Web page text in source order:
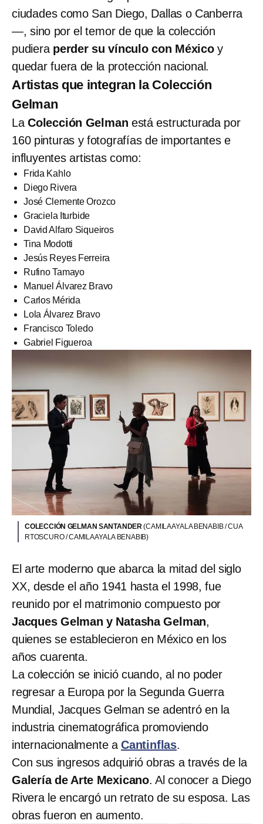
ciudades como San Diego, Dallas o Canberra
—, sino por el temor de que la colección
pudiera perder su vínculo con Méxicoy
quedar fuera de la protección nacional.
Artistas que integran la Colección
Gelman
La Colección Gelman está estructurada por
160 pinturas y fotografías de importantes e
influyentes artistas como:
Frida Kahlo
Diego Rivera
José Clemente Orozco
Graciela Iturbide
David Alfaro Siqueiros
Tina Modotti
Jesús Reyes Ferreira
Rufino Tamayo
Manuel Álvarez Bravo
Carlos Mérida
Lola Álvarez Bravo
Francisco Toledo
Gabriel Figueroa
COLECCIÓN GELMAN SANTANDER(CAMILA AYALA BENABIB / CUA
RTOSCURO / CAMILA AYALA BENABIB)
El arte moderno que abarca la mitad del siglo
XX, desde el año 1941 hasta el 1998, fue
reunido por el matrimonio compuesto por
Jacques Gelman y Natasha Gelman,
quienes se establecieron en México en los
años cuarenta.
La colección se inició cuando, al no poder
regresar a Europa por la Segunda Guerra
Mundial, Jacques Gelman se adentró en la
industria cinematográfica promoviendo
internacionalmente aCantinflas.
Con sus ingresos adquirió obras a través de la
Galería de Arte Mexicano. Al conocer a Diego
Rivera le encargó un retrato de su esposa. Las
obras fueron en aumento.